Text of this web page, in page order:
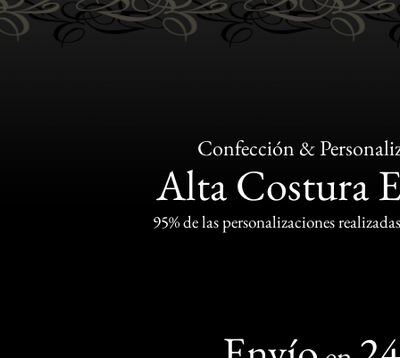
Confección &
Alta Costura
95% de las personalizaciones